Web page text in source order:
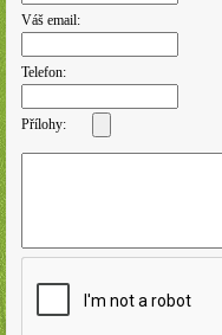
Váš email:
Telefon:
Přílohy: